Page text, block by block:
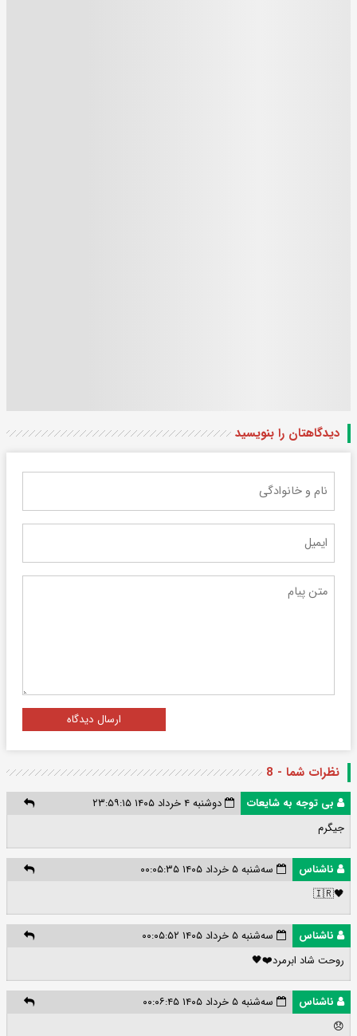
دیدگاهتان را بنویسید
ارسال دیدگاه
نظرات شما - 8
بی توجه به شایعات
دوشنبه ۴ خرداد ۱۴۰۵ ۲۳:۵۹:۱۵
جیگرم
ناشناس
سه‌شنبه ۵ خرداد ۱۴۰۵ ۰۰:۰۵:۳۵
🖤🇮🇷
ناشناس
سه‌شنبه ۵ خرداد ۱۴۰۵ ۰۰:۰۵:۵۲
روحت شاد ابرمرد❤️🖤
ناشناس
سه‌شنبه ۵ خرداد ۱۴۰۵ ۰۰:۰۶:۴۵
😞